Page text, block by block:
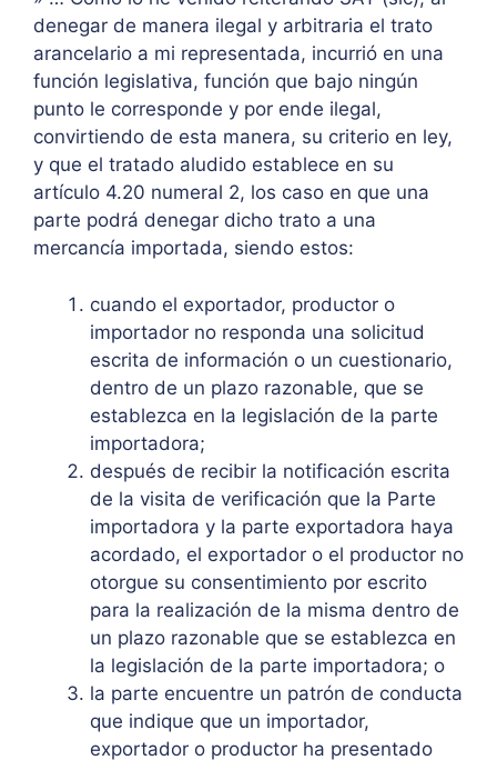
denegar de manera ilegal y arbitraria el trato
arancelario a mi representada, incurrió en una
función legislativa, función que bajo ningún
punto le corresponde y por ende ilegal,
convirtiendo de esta manera, su criterio en ley,
y que el tratado aludido establece en su
artículo 4.20 numeral 2, los caso en que una
parte podrá denegar dicho trato a una
mercancía importada, siendo estos:
cuando el exportador, productor o
importador no responda una solicitud
escrita de información o un cuestionario,
dentro de un plazo razonable, que se
establezca en la legislación de la parte
importadora;
después de recibir la notificación escrita
de la visita de verificación que la Parte
importadora y la parte exportadora haya
acordado, el exportador o el productor no
otorgue su consentimiento por escrito
para la realización de la misma dentro de
un plazo razonable que se establezca en
la legislación de la parte importadora; o
la parte encuentre un patrón de conducta
que indique que un importador,
exportador o productor ha presentado